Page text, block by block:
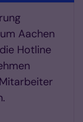
Aachen
Hotline